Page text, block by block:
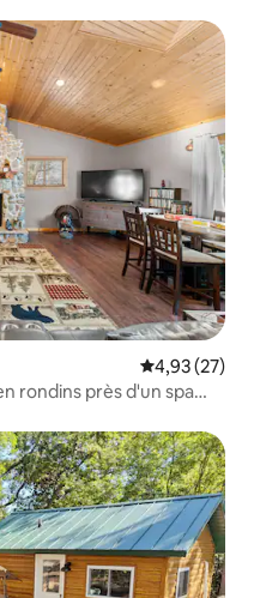
Note
4,93 (27)
rondins près d'un spa